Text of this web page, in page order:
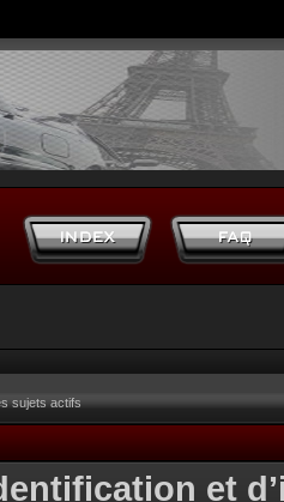
sujets actifs
et